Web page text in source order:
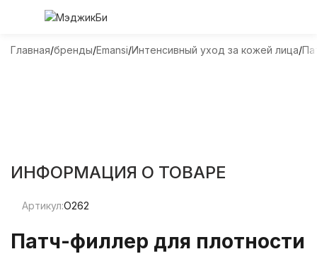
Главная бренды Emansi Интенсивный уход за кожей лица
ИНФОРМАЦИЯ О ТОВАРЕ
Артикул:O262
Патч-филлер для плотности